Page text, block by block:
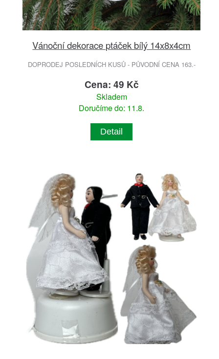
Vánoční dekorace ptáček bílý 14x8x4cm
DOPRODEJ POSLEDNÍCH KUSŮ - PŮVODNÍ CENA 163.-
Cena: 49 Kč
Skladem
Doručíme do: 11.8.
Detail